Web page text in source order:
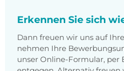
Erkennen Sie sich
Dann freuen wir uns auf
nehmen Ihre
unser Online-Formular, per